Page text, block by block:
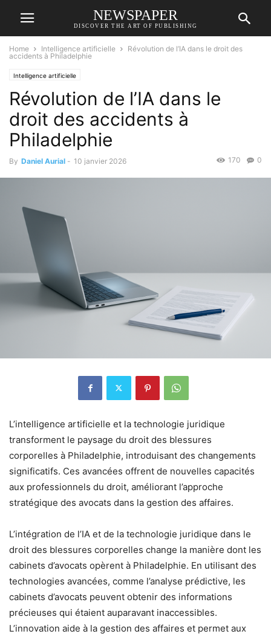
NEWSPAPER
DISCOVER THE ART OF PUBLISHING
Home Intelligence artificielle
Révolution de l’IA dans le droit des
accidents à Philadelphie
Intelligence artificielle
Révolution de l’IA dans le
droit des accidents à
Philadelphie
By Daniel Aurial - 10 janvier 2026 0
170
L’intelligence artificielle et la technologie juridique
transforment le paysage du droit des blessures
corporelles à Philadelphie, introduisant des changements
significatifs. Ces avancées offrent de nouvelles capacités
aux professionnels du droit, améliorant l’approche
stratégique des avocats dans la gestion des affaires.
L’intégration de l’IA et de la technologie juridique dans le
droit des blessures corporelles change la manière dont les
cabinets d’avocats opèrent à Philadelphie. En utilisant des
technologies avancées, comme l’analyse prédictive, les
cabinets d’avocats peuvent obtenir des informations
précieuses qui étaient auparavant inaccessibles.
L’innovation aide à la gestion des affaires et permet aux